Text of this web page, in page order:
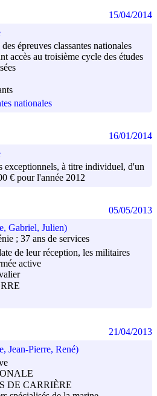
épreuves classantes nationales
accès au troisième cycle des études
nationales
15/04/2014
exceptionnels, à titre individuel, d'un
€ pour l'année 2012
16/01/2014
Gabriel, Julien)
; 37 ans de services
de leur réception, les militaires
active
05/05/2013
Jean-Pierre, René)
DE CARRIÈRE
21/04/2013